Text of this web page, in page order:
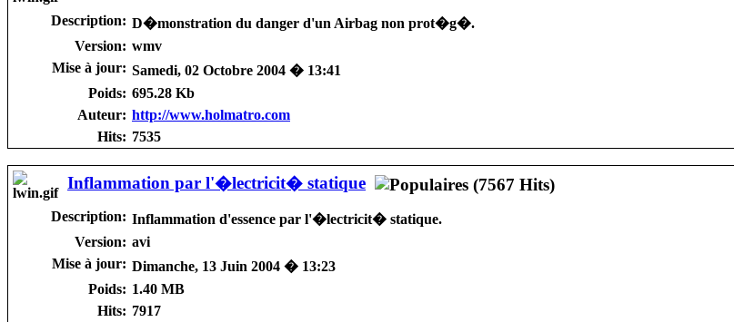
Description: D�monstration du danger d'un Airbag non prot�g�.
Version: wmv
Mise à jour: Samedi, 02 Octobre 2004 � 13:41
Poids: 695.28 Kb
Auteur: http://www.holmatro.com
Hits: 7535
Inflammation par l'�lectricit� statique
Description: Inflammation d'essence par l'�lectricit� statique.
Version: avi
Mise à jour: Dimanche, 13 Juin 2004 � 13:23
Poids: 1.40 MB
Hits: 7917